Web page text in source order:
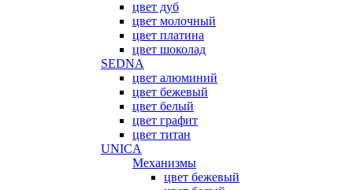
цвет дуб
цвет молочный
цвет платина
цвет шоколад
SEDNA
цвет алюминий
цвет бежевый
цвет белый
цвет графит
цвет титан
UNICA
Механизмы
цвет бежевый